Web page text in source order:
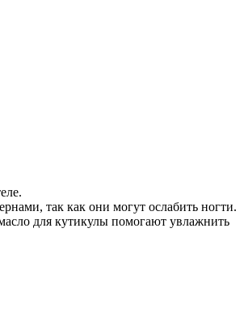
так как они могут ослабить ногти.
для кутикулы помогают увлажнить